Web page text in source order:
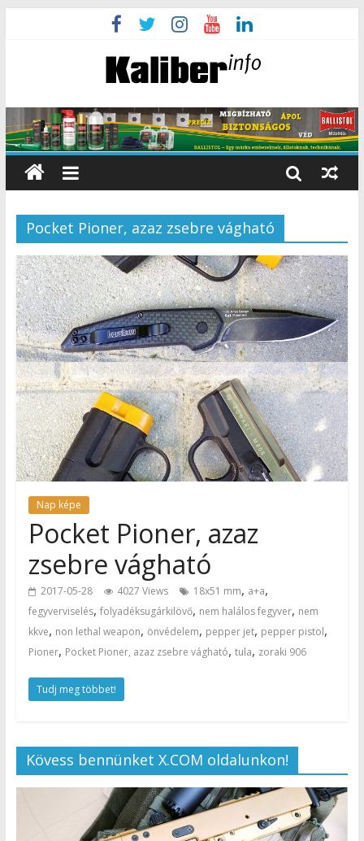
Pocket Pioner, azaz zsebre vágható
Nap képe
Pocket Pioner, azaz
zsebre vágható
2017-05-28 4027 Views 18x51 mm, a+a,
fegyverviselés, folyadéksugárkilövő, nem halálos fegyver, nem
kkve, non lethal weapon, önvédelem, pepper jet, pepper pistol,
Pioner, Pocket Pioner, azaz zsebre vágható, tula, zoraki 906
Tudj meg többet!
Kövess bennünket X.COM oldalunkon!